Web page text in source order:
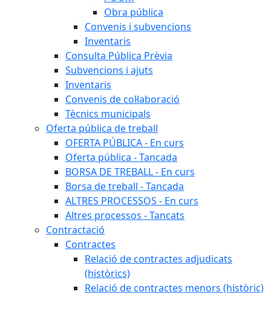
Obra pública
Convenis i subvencions
Inventaris
Consulta Pública Prèvia
Subvencions i ajuts
Inventaris
Convenis de col·laboració
Tècnics municipals
Oferta pública de treball
OFERTA PÚBLICA - En curs
Oferta pública - Tancada
BORSA DE TREBALL - En curs
Borsa de treball - Tancada
ALTRES PROCESSOS - En curs
Altres processos - Tancats
Contractació
Contractes
Relació de contractes adjudicats
(històrics)
Relació de contractes menors (històric)